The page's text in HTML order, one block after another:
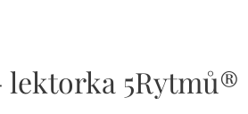
lektorka 5Rytmů®